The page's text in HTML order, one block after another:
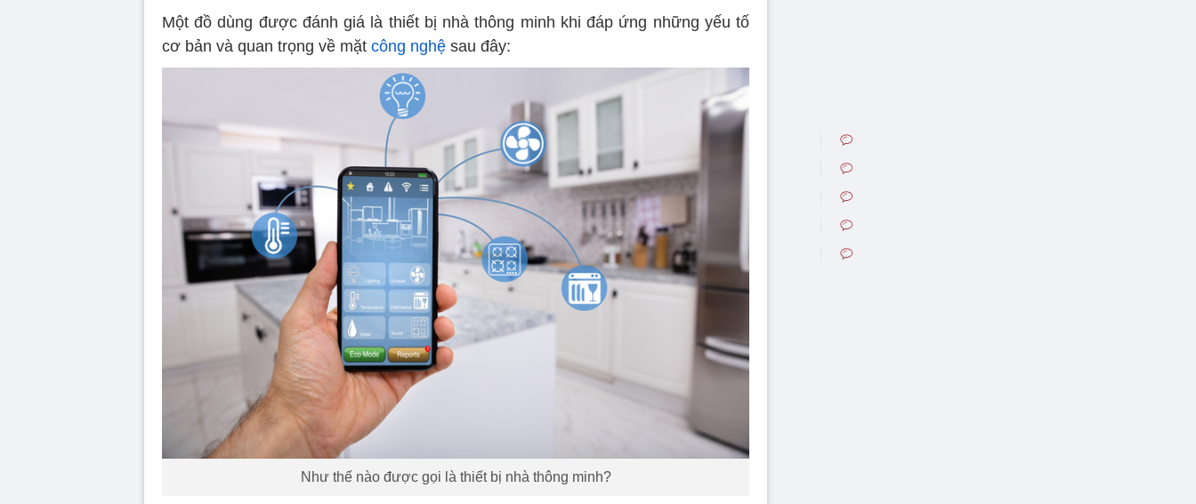
Một đồ dùng được đánh giá là thiết bị nhà thông minh khi đáp ứng những yếu tố
cơ bản và quan trọng về mặt công nghệ sau đây:
Như thế nào được gọi là thiết bị nhà thông minh?